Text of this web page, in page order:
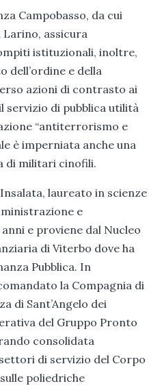
Campobasso, da cui
Larino, assicura
istituzionali, inoltre,
dell’ordine e della
azioni di contrasto ai
di pubblica utilità
“antiterrorismo e
è imperniata anche una
di militari cinofili.
laureato in scienze
e
e proviene dal Nucleo
di Viterbo dove ha
Pubblica. In
la Compagnia di
di Sant’Angelo dei
del Gruppo Pronto
consolidata
di servizio del Corpo
poliedriche